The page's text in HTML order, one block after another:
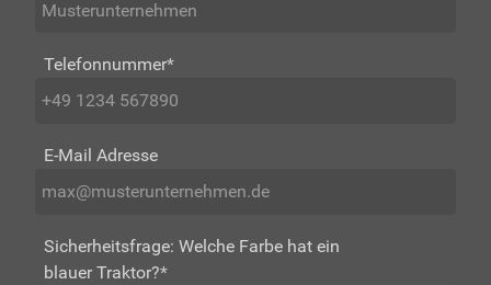
Telefonnummer*
E-Mail Adresse
Sicherheitsfrage: Welche Farbe hat ein
blauer Traktor?*